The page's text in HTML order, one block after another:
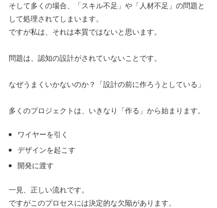
そして多くの場合、「スキル不足」や「人材不足」の問題と
して処理されてしまいます。
ですが私は、それは本質ではないと思います。
問題は、認知の設計がされていないことです。
なぜうまくいかないのか？「設計の前に作ろうとしている」
多くのプロジェクトは、いきなり「作る」から始まります。
ワイヤーを引く
デザインを起こす
開発に渡す
一見、正しい流れです。
ですがこのプロセスには決定的な欠陥があります。